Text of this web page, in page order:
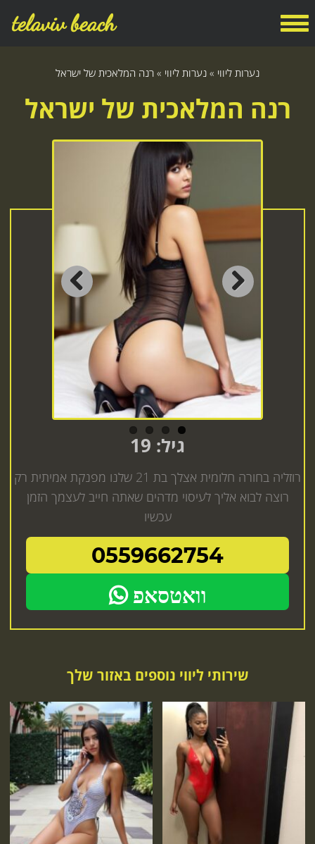
telaviv beach
נערות ליווי » נערות ליווי » רנה המלאכית של ישראל
רנה המלאכית של ישראל
Previous
גיל: 19
רוזליה בחורה חלומית אצלך בת 21 שלנו מפנקת אמיתית רק
רוצה לבוא אליך לעיסוי מדהים שאתה חייב לעצמך הזמן
עכשיו
0559662754
וואטסאפ
שירותי ליווי נוספים באזור שלך